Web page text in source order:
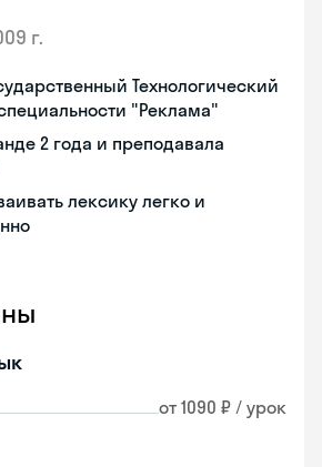
г.
Технологический
"Реклама"
2 года и преподавала
лексику легко и
от 1090 ₽ / урок